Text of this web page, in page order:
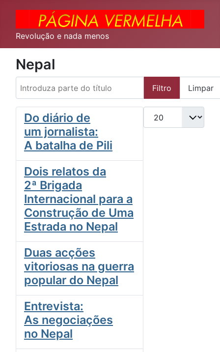
Revolução e nada menos
Nepal
Introduza parte do título
Filtro Limpar
Qtd. a exibir
Do diário de
um jornalista:
A batalha de Pili
Dois relatos da
2ª Brigada
Internacional para a
Construção de Uma
Estrada no Nepal
Duas acções
vitoriosas na guerra
popular do Nepal
Entrevista:
As negociações
no Nepal